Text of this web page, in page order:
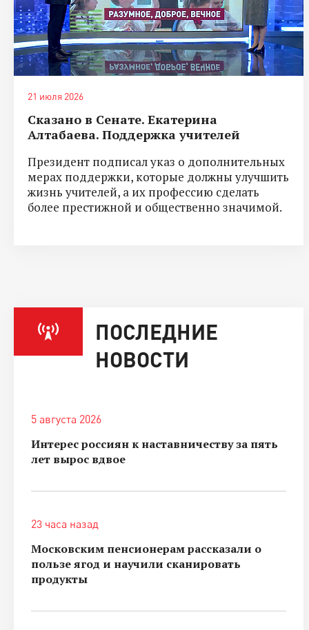
21 июля 2026
Сказано в Сенате. Екатерина
Алтабаева. Поддержка учителей
Президент подписал указ о дополнительных
мерах поддержки, которые должны улучшить
жизнь учителей, а их профессию сделать
более престижной и общественно значимой.
ПОСЛЕДНИЕ
НОВОСТИ
5 августа 2026
Интерес россиян к наставничеству за пять
лет вырос вдвое
23 часа назад
Московским пенсионерам рассказали о
пользе ягод и научили сканировать
продукты